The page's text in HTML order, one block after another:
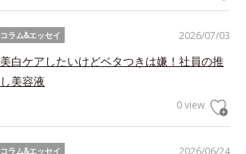
2026/07/03
コラム&エッセイ
美白ケアしたいけどベタつきは嫌！社員の推
し美容液
0 view
2026/06/24
コラム&エッセイ